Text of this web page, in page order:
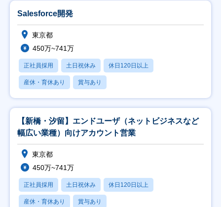
Salesforce開発
東京都
450万~741万
正社員採用 土日祝休み 休日120日以上
産休・育休あり 賞与あり
【新橋・汐留】エンドユーザ（ネットビジネスなど
幅広い業種）向けアカウント営業
東京都
450万~741万
正社員採用 土日祝休み 休日120日以上
産休・育休あり 賞与あり